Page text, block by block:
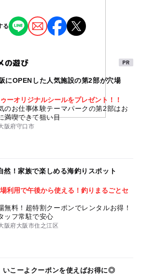
ちゃん(乳児･幼児)
(幼児)小学生
3-16(日)
付は終了しました。
くり・学び体験
ダンス
る
の遊び
にOPENした人気施設の第2部が穴場
ーオリジナルシールをプレゼント！！
のお仕事体験テーマパークの第2部はお
満喫できて狙い目
阪府守口市
然！家族で楽しめる海釣りスポット
利用で午後から使える！釣りまるごとセ
無料！超特割クーポンでレンタルお得！
ッフ常駐で安心
阪府大阪市住之江区
いこーよクーポンを使えばお得に◎